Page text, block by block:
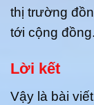
thị trường
tới cộng đồng.
Lời kết
Vậy là bài